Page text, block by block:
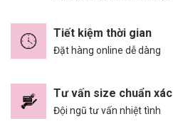
Tiết kiệm thời gian
Đặt hàng online dễ dàng
Tư vấn size chuẩn xác
Đội ngũ tư vấn nhiệt tình